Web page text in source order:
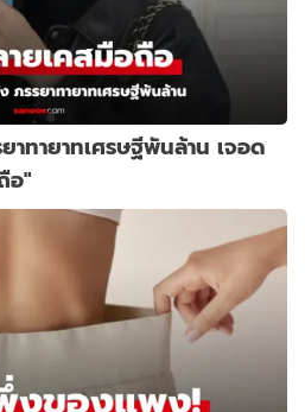
ทายาทเศรษฐีพันล้าน เจอด
อ"